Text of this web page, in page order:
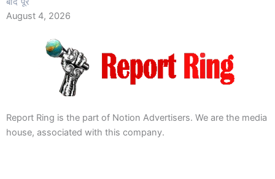
August 4, 2026
Report Ring is the part of Notion Advertisers. We are the media
house, associated with this company.